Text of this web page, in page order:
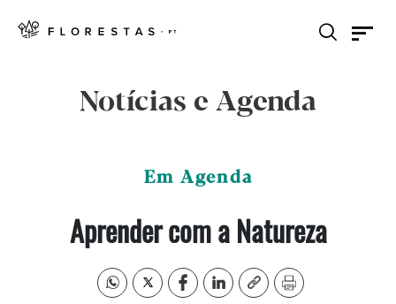
Notícias e Agenda
Em Agenda
Aprender com a Natureza